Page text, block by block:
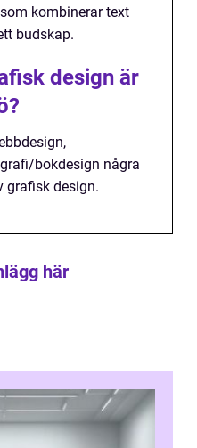
kombinerar text
budskap.
design är
bokdesign några
grafisk design.
här